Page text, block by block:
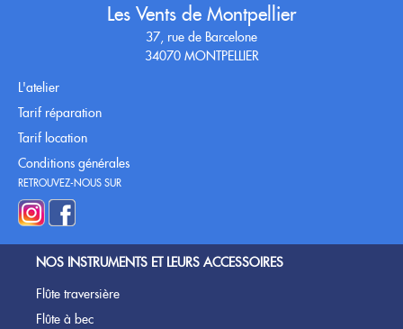
Les Vents de Montpellier
37, rue de Barcelone
34070 MONTPELLIER
L'atelier
Tarif réparation
Tarif location
Conditions générales
RETROUVEZ-NOUS SUR
NOS INSTRUMENTS ET LEURS ACCESSOIRES
Flûte traversière
Flûte à bec